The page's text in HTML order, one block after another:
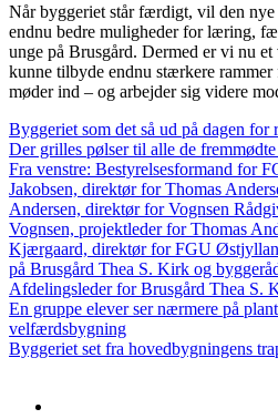
Når byggeriet står færdigt, vil den
endnu bedre muligheder for læring,
unge på Brusgård. Dermed er vi nu
kunne tilbyde endnu stærkere
møder ind – og arbejder sig videre
Byggeriet som det så ud på dagen for
Der grilles pølser til alle de
Fra venstre: Bestyrelsesformand for
Jakobsen, direktør for Thomas
Andersen, direktør for Vognsen
Vognsen, projektleder for Thomas
Kjærgaard, direktør for FGU
på Brusgård Thea S. Kirk og
Afdelingsleder for Brusgård Thea S.
En gruppe elever ser nærmere på
velfærdsbygning
Byggeriet set fra hovedbygningens